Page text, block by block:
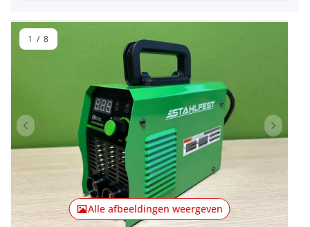
Vorig item
Alle afbeeldingen weergeven
1 / 8